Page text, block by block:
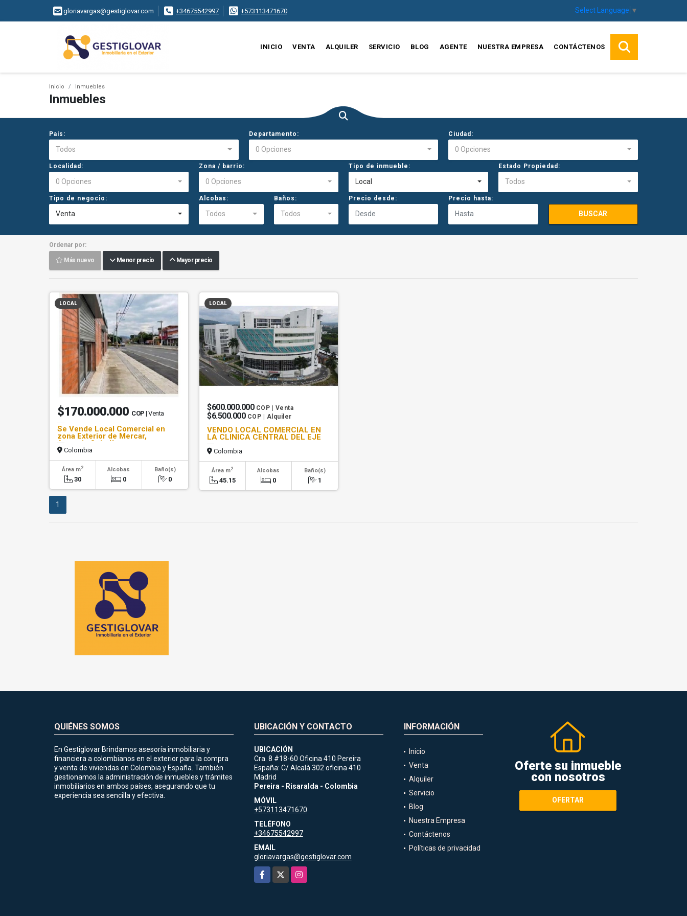
gloriavargas@gestiglovar.com +34675542997 +573113471670 Select Language ▼
INICIO VENTA ALQUILER SERVICIO BLOG AGENTE NUESTRA EMPRESA CONTÁCTENOS
Inicio Inmuebles
Inmuebles
País:
Todos
Departamento:
0 Opciones
Ciudad:
0 Opciones
Localidad:
0 Opciones
Zona / barrio:
0 Opciones
Tipo de inmueble:
Local
Estado Propiedad:
Todos
Tipo de negocio:
Venta
Alcobas:
Todos
Baños:
Todos
Precio desde: Precio hasta:
BUSCAR
Ordenar por:
Más nuevo Menor precio Mayor precio
LOCAL
$170.000.000 COP | Venta
Se Vende Local Comercial en
zona Exterior de Mercar,
Armenia,Quindío
Colombia
Área m2
30
Alcobas
0
Baño(s)
0
LOCAL
$600.000.000 COP | Venta
$6.500.000 COP | Alquiler
VENDO LOCAL COMERCIAL EN
LA CLINICA CENTRAL DEL EJE
Colombia
Área m2
45.15
Alcobas
0
Baño(s)
1
1
QUIÉNES SOMOS
En Gestiglovar Brindamos asesoría inmobiliaria y
financiera a colombianos en el exterior para la compra
y venta de viviendas en Colombia y España. También
gestionamos la administración de inmuebles y trámites
inmobiliarios en ambos países, asegurando que tu
experiencia sea sencilla y efectiva.
UBICACIÓN Y CONTACTO
UBICACIÓN
Cra. 8 #18-60 Oficina 410 Pereira
España: C/ Alcalà 302 oficina 410
Madrid
Pereira - Risaralda - Colombia
MÓVIL
+573113471670
TELÉFONO
+34675542997
EMAIL
gloriavargas@gestiglovar.com
Facebook
Instagram
INFORMACIÓN
Inicio
Venta
Alquiler
Servicio
Blog
Nuestra Empresa
Contáctenos
Políticas de privacidad
Oferte su inmueble
con nosotros
OFERTAR